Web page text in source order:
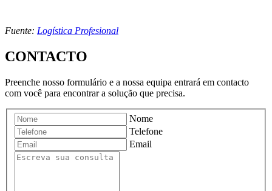
Fuente: Logística Profesional
CONTACTO
Preenche nosso formulário e a nossa equipa entrará em contacto
com você para encontrar a solução que precisa.
Nome
Telefone
Email